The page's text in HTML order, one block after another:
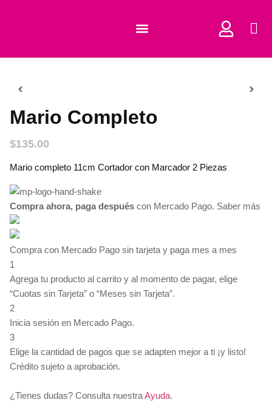
Mario Completo
$135.00
Mario completo 11cm Cortador con Marcador 2 Piezas
Compra ahora, paga después con Mercado Pago. Saber más
Compra con Mercado Pago sin tarjeta y paga mes a mes
1
Agrega tu producto al carrito y al momento de pagar, elige
“Cuotas sin Tarjeta” o “Meses sin Tarjeta”.
2
Inicia sesión en Mercado Pago.
3
Elige la cantidad de pagos que se adapten mejor a ti ¡y listo!
Crédito sujeto a aprobación.
¿Tienes dudas? Consulta nuestraAyuda.